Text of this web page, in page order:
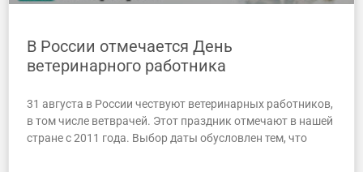
В России отмечается День
ветеринарного работника
31 августа в России чествуют ветеринарных работников,
в том числе ветврачей. Этот праздник отмечают в нашей
стране с 2011 года. Выбор даты обусловлен тем, что